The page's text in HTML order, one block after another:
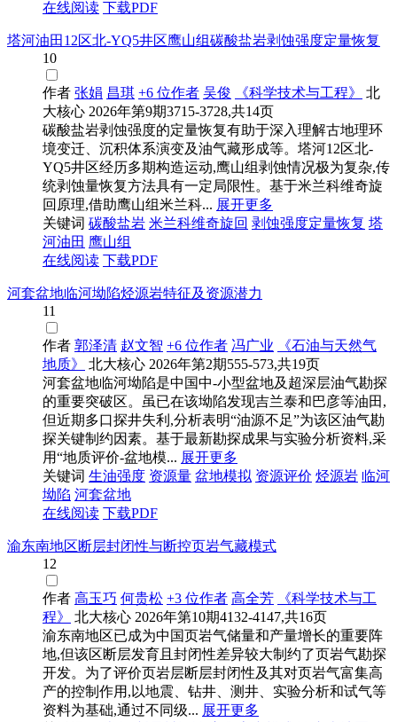
在线阅读 下载PDF
塔河油田12区北-YQ5井区鹰山组碳酸盐岩剥蚀强度定量恢复
10
作者 张娟 昌琪 +6 位作者 吴俊 《科学技术与工程》
北
大核心 2026年第9期3715-3728,共14页
碳酸盐岩剥蚀强度的定量恢复有助于深入理解古地理环
境变迁、沉积体系演变及油气藏形成等。塔河12区北-
YQ5井区经历多期构造运动,鹰山组剥蚀情况极为复杂,传
统剥蚀量恢复方法具有一定局限性。基于米兰科维奇旋
回原理,借助鹰山组米兰科... 展开更多
关键词 碳酸盐岩 米兰科维奇旋回 剥蚀强度定量恢复 塔
河油田 鹰山组
在线阅读 下载PDF
河套盆地临河坳陷烃源岩特征及资源潜力
11
作者 郭泽清 赵文智 +6 位作者 冯广业
《石油与天然气
地质》
北大核心 2026年第2期555-573,共19页
河套盆地临河坳陷是中国中-小型盆地及超深层油气勘探
的重要突破区。虽已在该坳陷发现吉兰泰和巴彦等油田,
但近期多口探井失利,分析表明“油源不足”为该区油气勘
探关键制约因素。基于最新勘探成果与实验分析资料,采
用“地质评价-盆地模... 展开更多
关键词 生油强度 资源量 盆地模拟 资源评价 烃源岩 临河
坳陷 河套盆地
在线阅读 下载PDF
渝东南地区断层封闭性与断控页岩气藏模式
12
作者 高玉巧 何贵松 +3 位作者 高全芳
《科学技术与工
程》
北大核心 2026年第10期4132-4147,共16页
渝东南地区已成为中国页岩气储量和产量增长的重要阵
地,但该区断层发育且封闭性差异较大制约了页岩气勘探
开发。为了评价页岩层断层封闭性及其对页岩气富集高
产的控制作用,以地震、钻井、测井、实验分析和试气等
资料为基础,通过不同级... 展开更多